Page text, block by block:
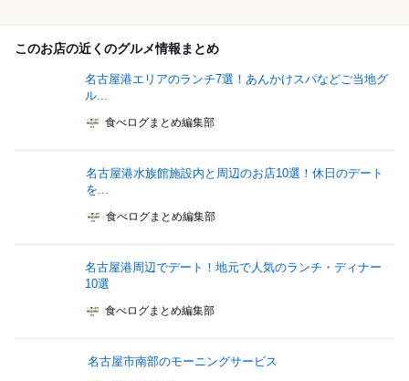
このお店の近くのグルメ情報まとめ
名古屋港エリアのランチ7選！あんかけスパなどご当地グ
ル...
食べログまとめ編集部
名古屋港水族館施設内と周辺のお店10選！休日のデート
を...
食べログまとめ編集部
名古屋港周辺でデート！地元で人気のランチ・ディナー
10選
食べログまとめ編集部
名古屋市南部のモーニングサービス